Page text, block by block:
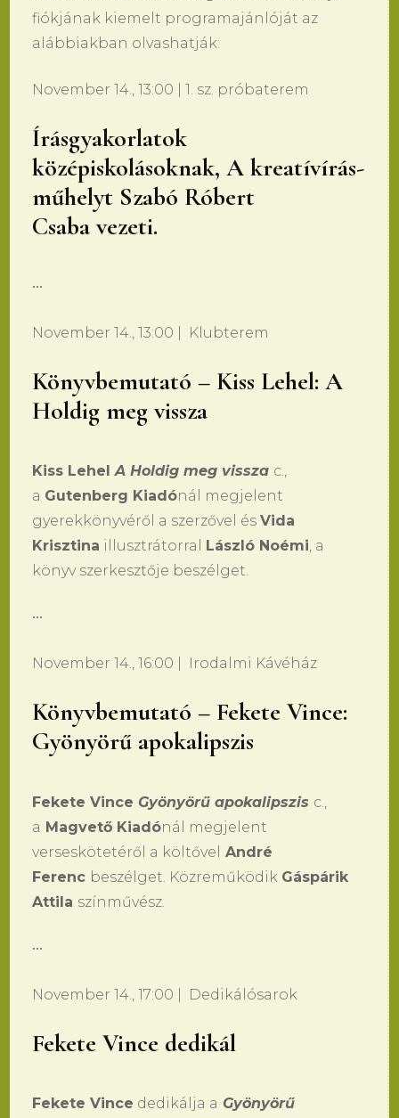
fiókjának kiemelt programajánlóját az
alábbiakban olvashatják:
November 14., 13:00 | 1. sz. próbaterem
Írásgyakorlatok
középiskolásoknak,A kreatívírás-
műhelyt Szabó Róbert
Csaba vezeti.
•••
November 14., 13:00 | Klubterem
Könyvbemutató – Kiss Lehel: A
Holdig meg vissza
Kiss LehelA Holdig meg vissza c.,
a Gutenberg Kiadónál megjelent
gyerekkönyvéről a szerzővel ésVida
Krisztina illusztrátorral László Noémi, a
könyv szerkesztője beszélget.
•••
November 14., 16:00 | Irodalmi Kávéház
Könyvbemutató – Fekete Vince:
Gyönyörű apokalipszis
Fekete Vince Gyönyörű apokalipszis c.,
a Magvető Kiadónál megjelent
verseskötetéről a költővel André
Ferenc beszélget. Közreműködik Gáspárik
Attila színművész.
•••
November 14., 17:00 | Dedikálósarok
Fekete Vince dedikál
Fekete Vince dedikálja a Gyönyörű